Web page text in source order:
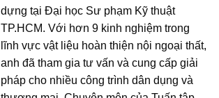
dựng tại Đại học Sư phạm Kỹ thuật
TP.HCM. Với hơn 9 kinh nghiệm trong
lĩnh vực vật liệu hoàn thiện nội ngoại thất,
anh đã tham gia tư vấn và cung cấp giải
pháp cho nhiều công trình dân dụng và